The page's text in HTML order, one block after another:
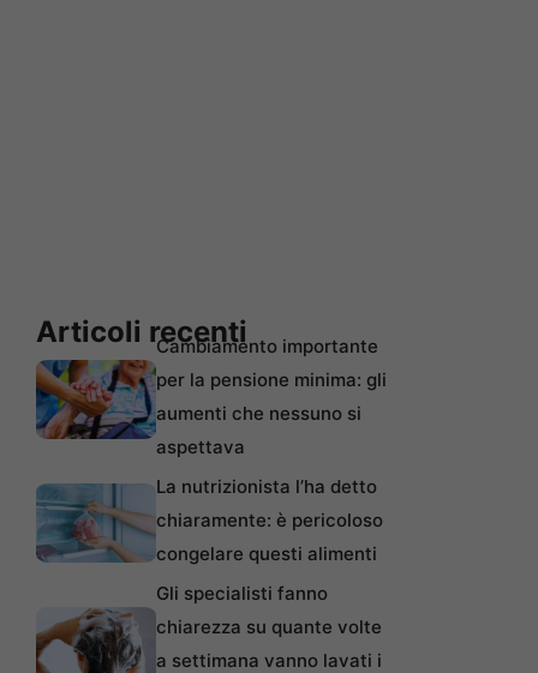
Articoli recentiCambiamento importante
per la pensione minima: gli
aumenti che nessuno si
aspettava
La nutrizionista l’ha detto
chiaramente: è pericoloso
congelare questi alimenti
Gli specialisti fanno
chiarezza su quante volte
a settimana vanno lavati i